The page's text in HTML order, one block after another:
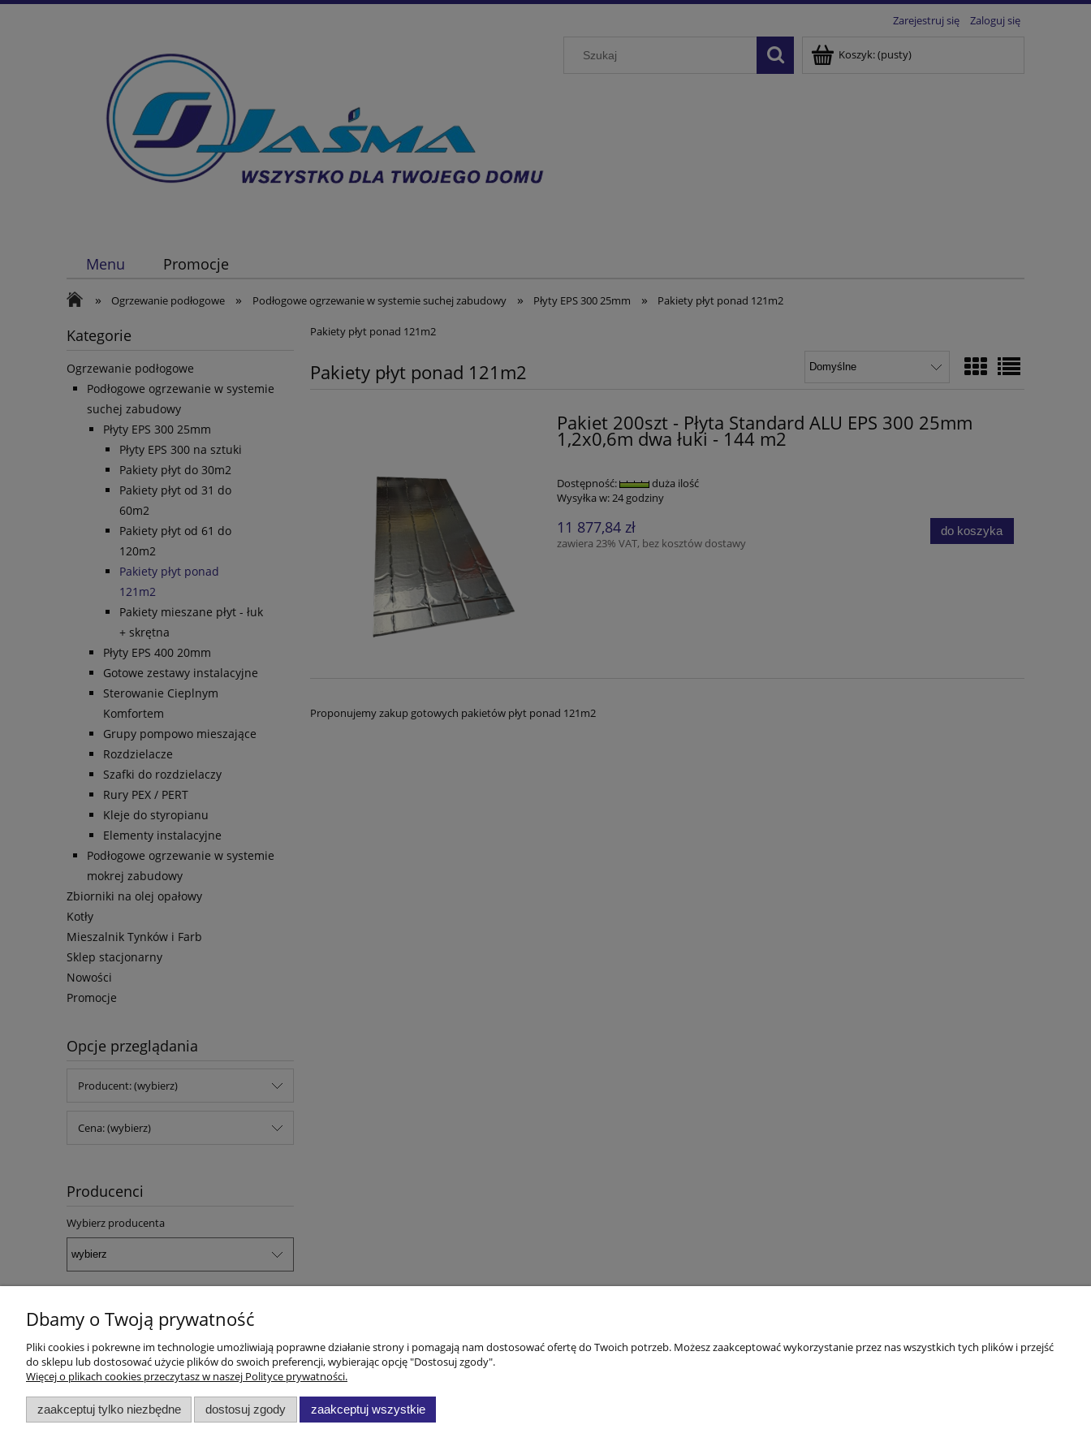
Zarejestruj się Zaloguj się
Koszyk:(pusty)
Menu Promocje
» Ogrzewanie podłogowe » Podłogowe ogrzewanie w systemie suchej zabudowy » Płyty EPS 300 25mm » Pakiety płyt ponad 121m2
Kategorie
Ogrzewanie podłogowe
Podłogowe ogrzewanie w systemie
suchej zabudowy
Płyty EPS 300 25mm
Płyty EPS 300 na sztuki
Pakiety płyt do 30m2
Pakiety płyt od 31 do
60m2
Pakiety płyt od 61 do
120m2
Pakiety płyt ponad
121m2
Pakiety mieszane płyt - łuk
+ skrętna
Płyty EPS 400 20mm
Gotowe zestawy instalacyjne
Sterowanie Cieplnym
Komfortem
Grupy pompowo mieszające
Rozdzielacze
Szafki do rozdzielaczy
Rury PEX / PERT
Kleje do styropianu
Elementy instalacyjne
Podłogowe ogrzewanie w systemie
mokrej zabudowy
Zbiorniki na olej opałowy
Kotły
Mieszalnik Tynków i Farb
Sklep stacjonarny
Nowości
Promocje
Opcje przeglądania
Producent: (wybierz)
Cena: (wybierz)
Producenci
Wybierz producenta
Pakiety płyt ponad 121m2
Pakiety płyt ponad 121m2
Pakiet 200szt - Płyta Standard ALU EPS 300 25mm
1,2x0,6m dwa łuki - 144 m2
Dostępność:
duża ilość
Wysyłka w:24 godziny
11 877,84 zł
zawiera 23% VAT, bez kosztów dostawy
do koszyka
Proponujemy zakup gotowych pakietów płyt ponad 121m2
Pomoc
Katalogi i poradniki
Zwróć Towar
Zwróć Towar
Moje konto
Ustawienia konta
Przechowalnia
Płatności i dostawa Informacje O nas
Dbamy o Twoją prywatność
Pliki cookies i pokrewne im technologie umożliwiają poprawne działanie strony i pomagają nam dostosować ofertę do Twoich potrzeb. Możesz zaakceptować wykorzystanie przez nas wszystkich tych plików i przejść
do sklepu lub dostosować użycie plików do swoich preferencji, wybierając opcję "Dostosuj zgody".
Więcej o plikach cookies przeczytasz w naszej Polityce prywatności.
zaakceptuj tylko niezbędne dostosuj zgody zaakceptuj wszystkie